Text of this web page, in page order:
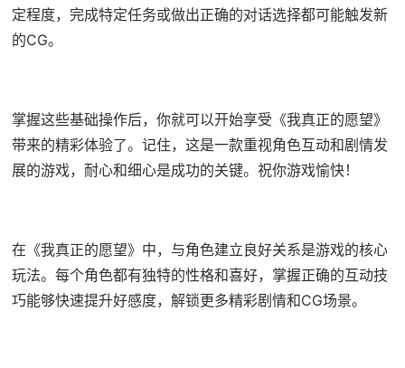
定程度，完成特定任务或做出正确的对话选择都可能触发新
的CG。
掌握这些基础操作后，你就可以开始享受《我真正的愿望》
带来的精彩体验了。记住，这是一款重视角色互动和剧情发
展的游戏，耐心和细心是成功的关键。祝你游戏愉快！
在《我真正的愿望》中，与角色建立良好关系是游戏的核心
玩法。每个角色都有独特的性格和喜好，掌握正确的互动技
巧能够快速提升好感度，解锁更多精彩剧情和CG场景。